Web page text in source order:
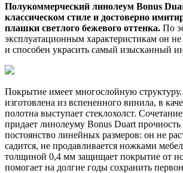
Полукоммерческий линолеум Bonus
классическом стиле и достоверно
плашки светлого бежевого оттенка. По
эксплуатационным характеристикам он не
и способен украсить самый изысканный
Покрытие имеет многослойную
изготовлена из вспененного винила, в
полотна выступает стеклохолст.
придает линолеуму Bonus Duart прочность
постоянство линейных размеров: он не
садится, не продавливается ножками
толщиной 0,4 мм защищает покрытие от
помогает на долгие годы сохранить